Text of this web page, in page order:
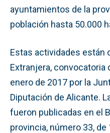
ayuntamientos de la
población hasta 50.000
Estas actividades están
Extranjera, convocatoria
enero de 2017 por la
Diputación de Alicante.
fueron publicadas en el
provincia, número 33, de